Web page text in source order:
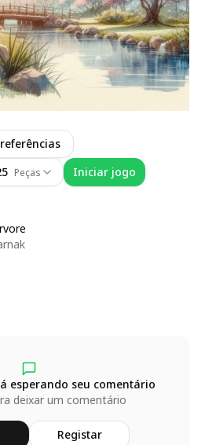
Peças Iniciar jogo
esperando seu comentário
deixar um comentário
Registar